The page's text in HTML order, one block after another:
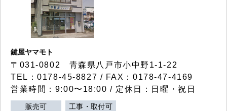
鍵屋ヤマモト
〒031-0802 青森県八戸市小中野1-1-22
TEL：0178-45-8827 / FAX：0178-47-4169
営業時間：9:00〜18:00 / 定休日：日曜・祝日
販売可 工事・取付可